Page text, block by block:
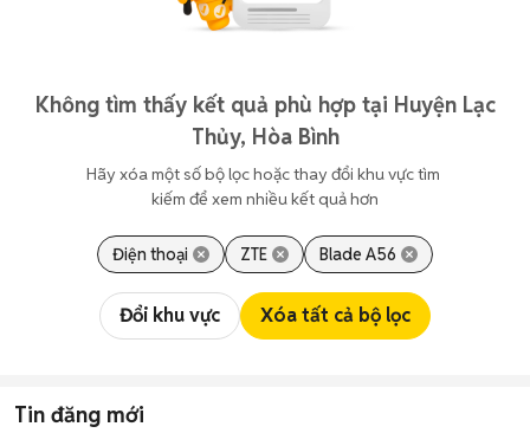
Không tìm thấy kết quả phù hợp tại Huyện Lạc
Thủy, Hòa Bình
Hãy xóa một số bộ lọc hoặc thay đổi khu vực tìm
kiếm để xem nhiều kết quả hơn
Điện thoại ZTE Blade A56
Đổi khu vực Xóa tất cả bộ lọc
Tin đăng mới